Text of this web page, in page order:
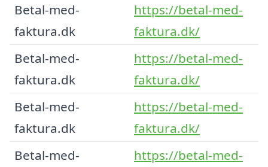
Betal-med-
faktura.dk
https://betal-med-
faktura.dk/
Betal-med-
faktura.dk
https://betal-med-
faktura.dk/
Betal-med-
faktura.dk
https://betal-med-
faktura.dk/
Betal-med-
https://betal-med-